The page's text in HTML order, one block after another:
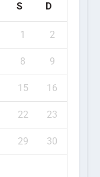
S D
1 2
8 9
15 16
22 23
29 30